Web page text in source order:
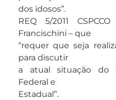
dos idosos”.
REQ 5/2011
Francischini – que
“requer que seja
para discutir
a atual situação do
Federal e
Estadual”.